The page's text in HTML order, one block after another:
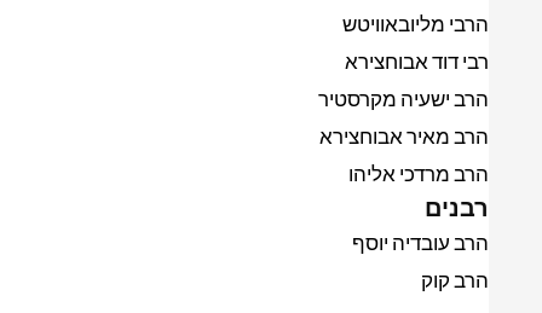
הרבי מליובאוויטש
רבי דוד אבוחצירא
הרב ישעיה מקרסטיר
הרב מאיר אבוחצירא
הרב מרדכי אליהו
רבנים
הרב עובדיה יוסף
הרב קוק